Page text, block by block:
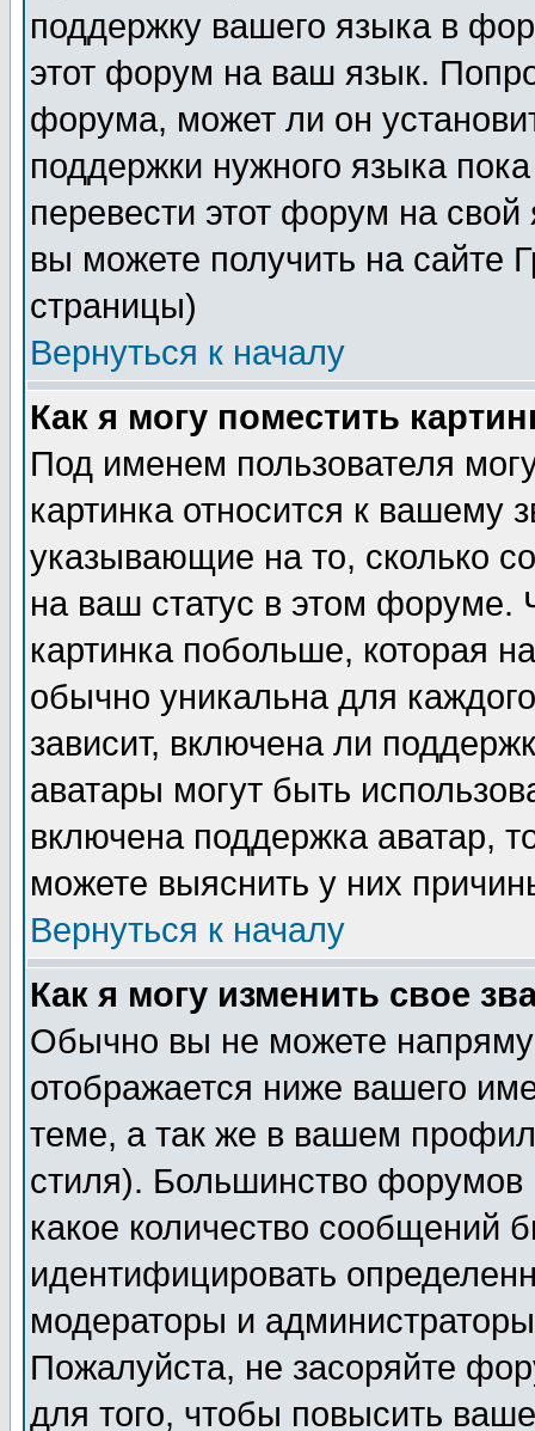
поддержку вашего языка в
этот форум на ваш язык.
форума, может ли он
поддержки нужного языка
перевести этот форум на
вы можете получить на сайте
страницы)
Вернуться к началу
Как я могу поместить
Под именем пользователя
картинка относится к вашему
указывающие на то, сколько
на ваш статус в этом форуме.
картинка побольше, которая
обычно уникальна для
зависит, включена ли
аватары могут быть
включена поддержка аватар,
можете выяснить у них
Вернуться к началу
Как я могу изменить свое
Обычно вы не можете
отображается ниже вашего
теме, а так же в вашем
стиля). Большинство форумов
какое количество сообщений
идентифицировать
модераторы и
Пожалуйста, не засоряйте
для того, чтобы повысить